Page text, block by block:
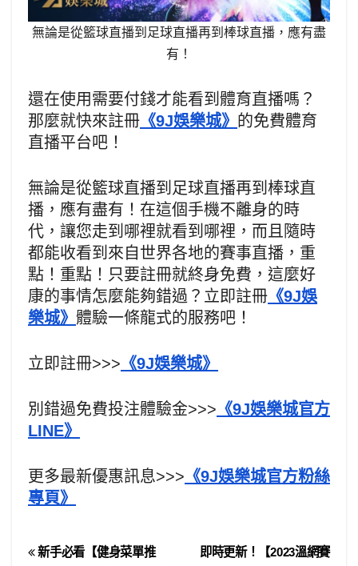
無論是從籃球直播到足球直播再到棒球直播，應有盡
有！
還在使用需要付錢才能看到體育直播嗎？
那麼就快來註冊 《9J娛樂城》 的免費體育
直播平台吧！
無論是從籃球直播到足球直播再到棒球直
播，應有盡有！在這個手機不離身的時
代，讓您走到哪裡就看到哪裡，而且隨時
都能收看到來自世界各地的賽事直播，重
點！重點！只要註冊就終身免費，這麼好
康的事情怎麼能夠錯過？立即註冊 《9J娛
樂城》 體驗一條龍式的服務吧！
立即註冊>>> 《9J娛樂城》
別錯過免費投注體驗金>>> 《9J娛樂城官方
LINE》
更多最新優惠訊息>>> 《9J娛樂城官方粉絲
專頁》
即時更新！【2023溫網賽
新手必看【健身菜單推